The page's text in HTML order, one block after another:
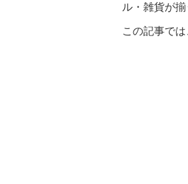
ル・雑貨が揃
この記事で